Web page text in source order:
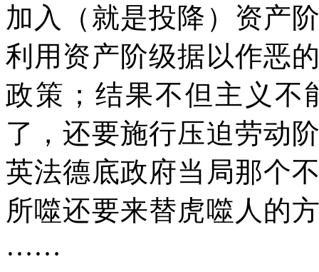
加入（就是投降）资产
利用资产阶级据以作恶
政策；结果不但主义不
了，还要施行压迫劳动
英法德底政府当局那个
所噬还要来替虎噬人的
……